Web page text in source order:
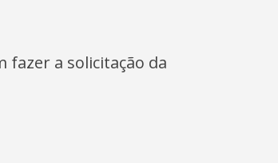
fazer a solicitação da